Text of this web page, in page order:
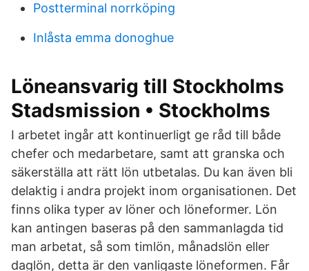
Postterminal norrköping
Inlåsta emma donoghue
Löneansvarig till Stockholms
Stadsmission • Stockholms
I arbetet ingår att kontinuerligt ge råd till både
chefer och medarbetare, samt att granska och
säkerställa att rätt lön utbetalas. Du kan även bli
delaktig i andra projekt inom organisationen. Det
finns olika typer av löner och löneformer. Lön
kan antingen baseras på den sammanlagda tid
man arbetat, så som timlön, månadslön eller
daglön, detta är den vanligaste löneformen. Får